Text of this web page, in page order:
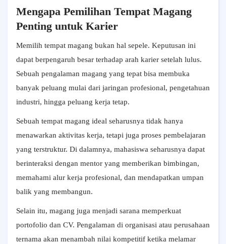
Mengapa Pemilihan Tempat Magang
Penting untuk Karier
Memilih tempat magang bukan hal sepele. Keputusan ini
dapat berpengaruh besar terhadap arah karier setelah lulus.
Sebuah pengalaman magang yang tepat bisa membuka
banyak peluang mulai dari jaringan profesional, pengetahuan
industri, hingga peluang kerja tetap.
Sebuah tempat magang ideal seharusnya tidak hanya
menawarkan aktivitas kerja, tetapi juga proses pembelajaran
yang terstruktur. Di dalamnya, mahasiswa seharusnya dapat
berinteraksi dengan mentor yang memberikan bimbingan,
memahami alur kerja profesional, dan mendapatkan umpan
balik yang membangun.
Selain itu, magang juga menjadi sarana memperkuat
portofolio dan CV. Pengalaman di organisasi atau perusahaan
ternama akan menambah nilai kompetitif ketika melamar